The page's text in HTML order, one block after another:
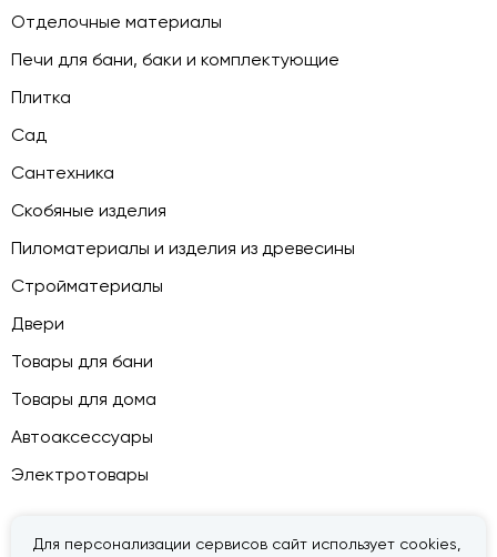
Для персонализации сервисов сайт использует cookies,
Отделочные материалы
Печи для бани, баки и комплектующие
Плитка
Сад
Сантехника
Скобяные изделия
Пиломатериалы и изделия из древесины
Стройматериалы
Двери
Товары для бани
Товары для дома
Автоаксессуары
Электротовары